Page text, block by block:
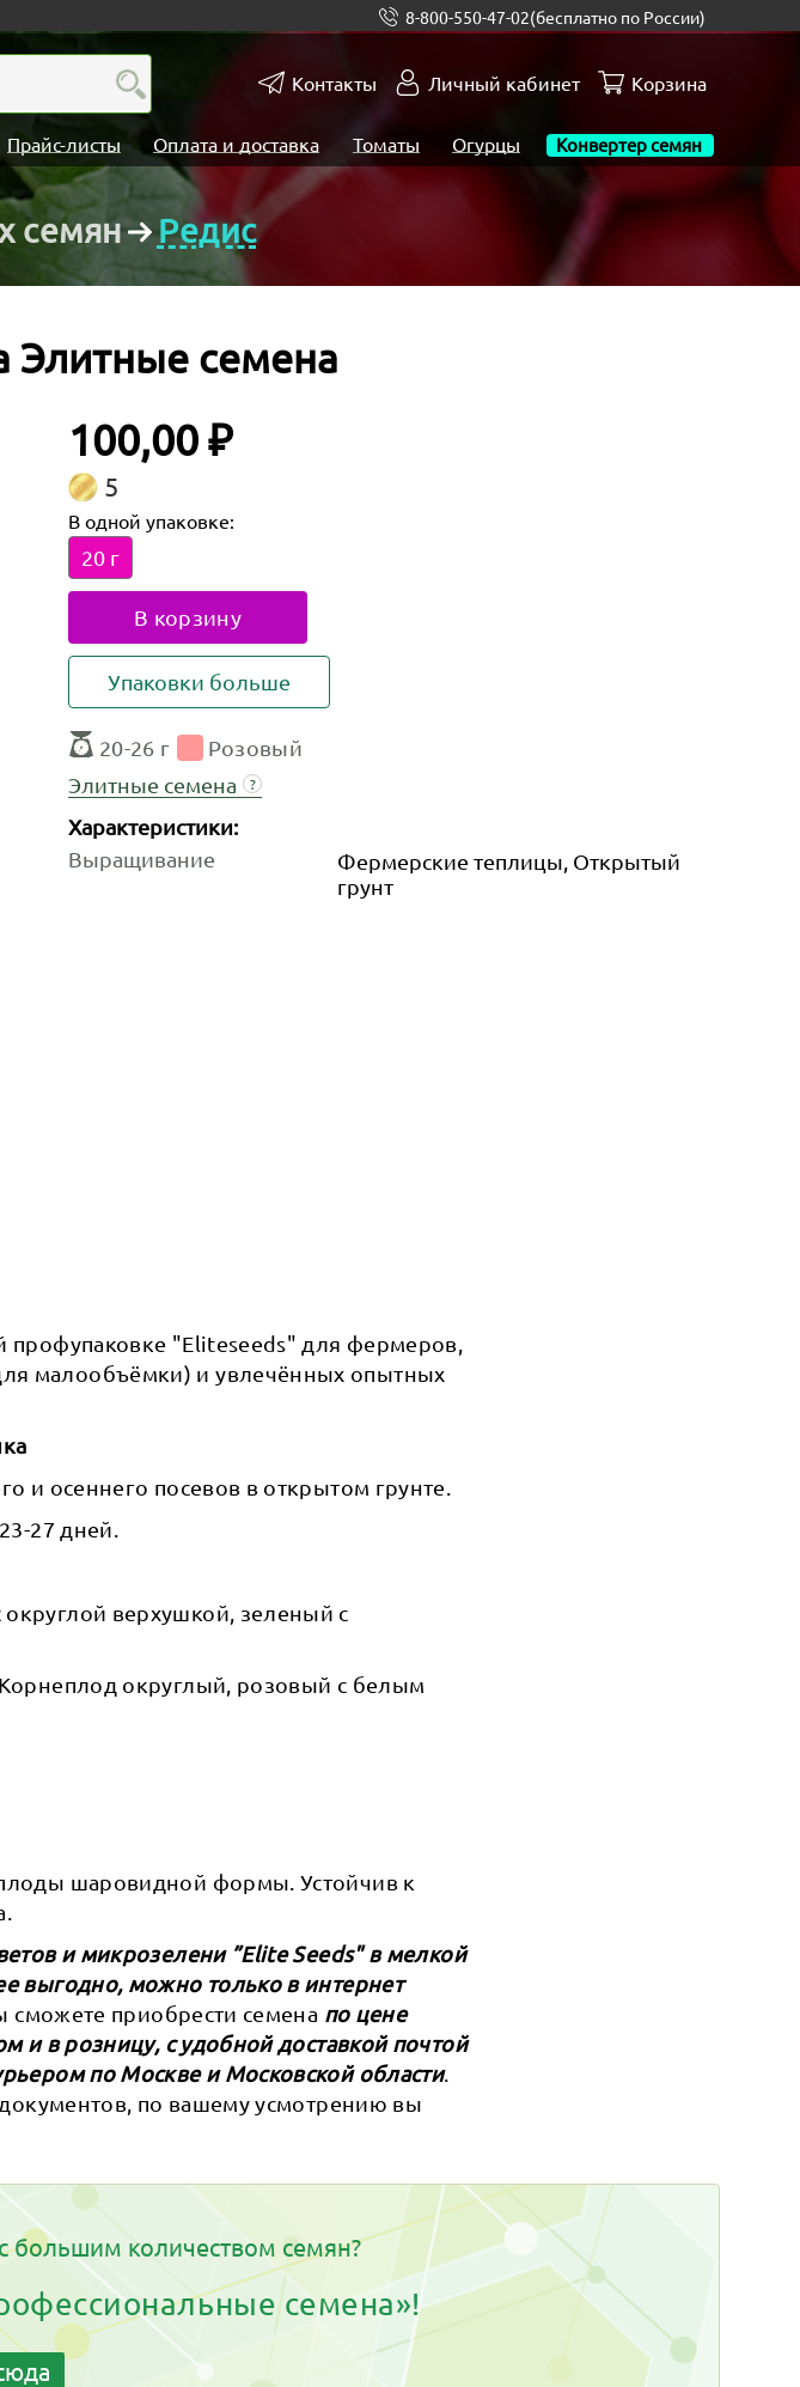
8-800-550-47-02(бесплатно по России)
Контакты Личный кабинет Корзина
Прайс-листы Оплата и доставка Томаты Огурцы Конвертер семян
семян Редис
Элитные семена
100,00 ₽
5
В одной упаковке:
20 г
В корзину
Упаковки больше
20-26 г
Розовый
Элитные семена
?
Характеристики:
Выращивание
Фермерские теплицы, Открытый
грунт
профупаковке "Eliteseeds" для фермеров,
малообъёмки) и увлечённых опытных
и осеннего посевов в открытом грунте.
27 дней.
верхушкой, зеленый с
округлый, розовый с белым
шаровидной формы. Устойчив к
и микрозелени ”Elite Seeds" в мелкой
выгодно, можно только в интернет
сможете приобрести семена по цене
и в розницу, с удобной доставкой почтой
по Москве и Московской области.
по вашему усмотрению вы
большим количеством семян?
семена»!